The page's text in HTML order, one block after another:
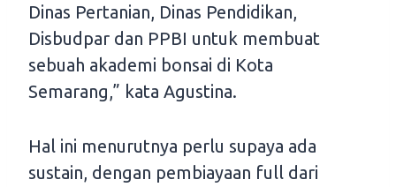
Dinas Pertanian, Dinas Pendidikan,
Disbudpar dan PPBI untuk membuat
sebuah akademi bonsai di Kota
Semarang,” kata Agustina.
Hal ini menurutnya perlu supaya ada
sustain, dengan pembiayaan full dari